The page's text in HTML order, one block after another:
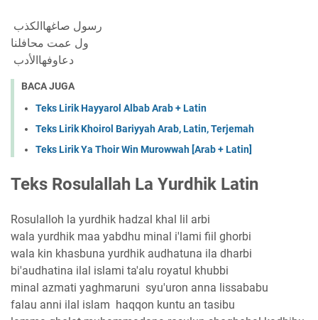
رسول صاغهاالكذب
ول عمت محافلنا
دعاوفهاالأدب
BACA JUGA
Teks Lirik Hayyarol Albab Arab + Latin
Teks Lirik Khoirol Bariyyah Arab, Latin, Terjemah
Teks Lirik Ya Thoir Win Murowwah [Arab + Latin]
Teks Rosulallah La Yurdhik Latin
Rosulalloh la yurdhik hadzal khal lil arbi
wala yurdhik maa yabdhu minal i'lami fiil ghorbi
wala kin khasbuna yurdhik audhatuna ila dharbi
bi'audhatina ilal islami ta'alu royatul khubbi
minal azmati yaghmaruni syu'uron anna lissababu
falau anni ilal islam haqqon kuntu an tasibu